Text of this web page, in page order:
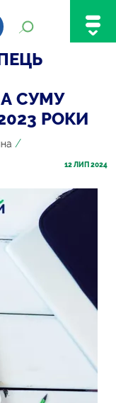
СУМУ
РОКИ
/
12 ЛИП 2024